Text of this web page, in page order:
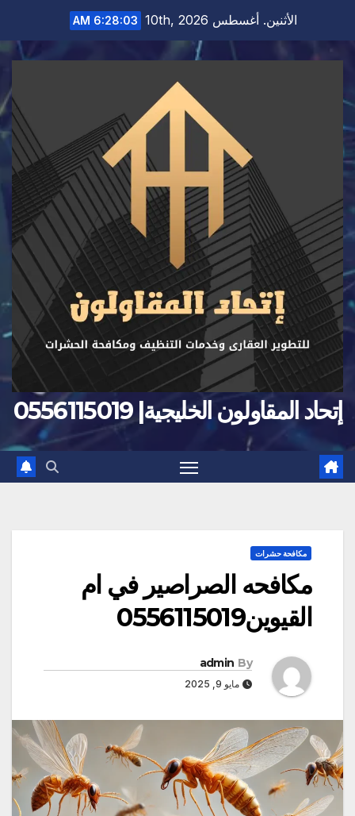
content
الأثنين. أغسطس 10th, 2026 6:28:04 AM
إتحاد المقاولون الخليجية| 0556115019
مكافحة حشرات
مكافحه الصراصير في ام
القيوين0556115019
By
admin
مايو 9, 2025